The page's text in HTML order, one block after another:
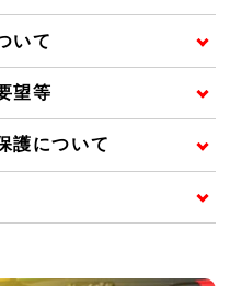
いて
望等
護について